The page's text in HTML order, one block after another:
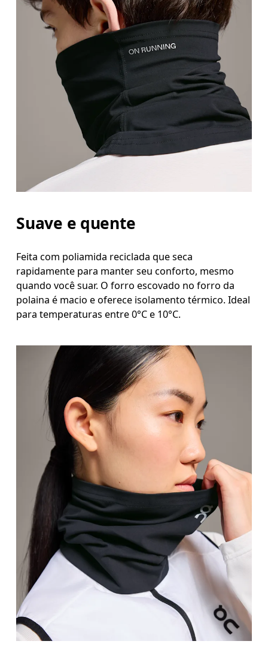
Suave e quente
Feita com poliamida reciclada que seca
rapidamente para manter seu conforto, mesmo
quando você suar. O forro escovado no forro da
polaina é macio e oferece isolamento térmico. Ideal
para temperaturas entre 0°C e 10°C.